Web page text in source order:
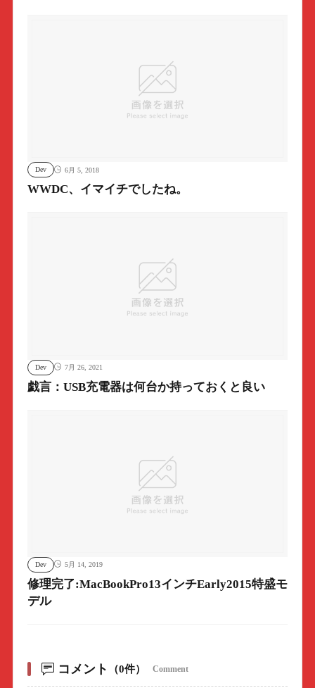
Dev 6月 5, 2018
WWDC、イマイチでしたね。
Dev 7月 26, 2021
戯言：USB充電器は何台か持っておくと良い
Dev 5月 14, 2019
修理完了:MacBookPro13インチEarly2015特盛モ
デル
コメント （0件） Comment